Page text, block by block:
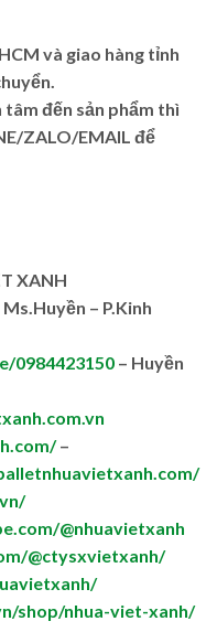
và giao hàng tỉnh
tâm đến sản phẩm thì
ZALO/EMAIL để
XANH
– P.Kinh
0984423150 – Huyền
–
@nhuavietxanh
@ctysxvietxanh/
shop/nhua-viet-xanh/